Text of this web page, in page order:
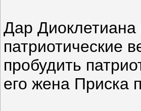
Дар Диоклетиана
патриотические
пробудить
его жена Приска